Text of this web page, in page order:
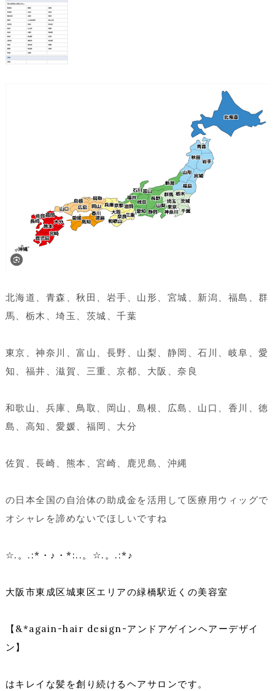
北海道、青森、秋田、岩手、山形、宮城、新潟、福島、群
馬、栃木、埼玉、茨城、千葉
東京、神奈川、富山、長野、山梨、静岡、石川、岐阜、愛
知、福井、滋賀、三重、京都、大阪、奈良
和歌山、兵庫、鳥取、岡山、島根、広島、山口、香川、徳
島、高知、愛媛、福岡、大分
佐賀、長崎、熊本、宮崎、鹿児島、沖縄
の日本全国の自治体の助成金を活用して医療用ウィッグで
オシャレを諦めないでほしいですね
☆.。.:*・♪・*:..。☆.。.:*♪
大阪市東成区城東区エリアの緑橋駅近くの美容室
【&*again-hair design-アンドアゲインヘアーデザイ
ン】
はキレイな髪を創り続けるヘアサロンです。